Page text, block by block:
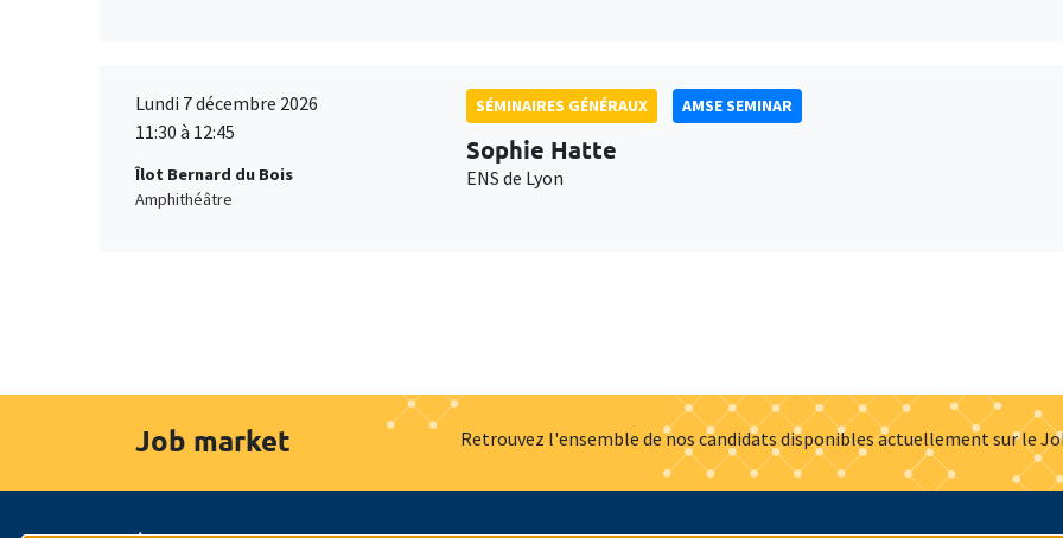
Lundi 7 décembre 2026
11:30 à 12:45
Îlot Bernard du Bois
Amphithéâtre
SÉMINAIRES GÉNÉRAUX AMSE SEMINAR
Sophie Hatte
ENS de Lyon
Job market Retrouvez l'ensemble de nos candidats disponibles actuellement sur le